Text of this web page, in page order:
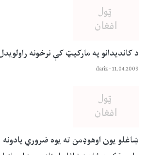
د کانديدانو په مارکيټ کې نرخونه
11.04.2009
–
dariz
ښاغلو يون اوهوډمن ته يوه ضروري يادونه